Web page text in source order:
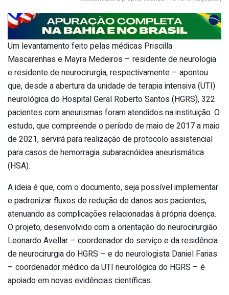
Um levantamento feito pelas médicas Priscilla
Mascarenhas e Mayra Medeiros – residente de neurologia
e residente de neurocirurgia, respectivamente – apontou
que, desde a abertura da unidade de terapia intensiva (UTI)
neurológica do Hospital Geral Roberto Santos (HGRS), 322
pacientes com aneurismas foram atendidos na instituição. O
estudo, que compreende o período de maio de 2017 a maio
de 2021, servirá para realização de protocolo assistencial
para casos de hemorragia subaracnóidea aneurismática
(HSA).
A ideia é que, com o documento, seja possível implementar
e padronizar fluxos de redução de danos aos pacientes,
atenuando as complicações relacionadas à própria doença.
O projeto, desenvolvido com a orientação do neurocirurgião
Leonardo Avellar – coordenador do serviço e da residência
de neurocirurgia do HGRS – e do neurologista Daniel Farias
– coordenador médico da UTI neurológica do HGRS – é
apoiado em novas evidências científicas.